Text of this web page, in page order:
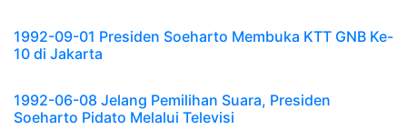
1992-09-01 Presiden Soeharto Membuka KTT GNB Ke-
10 di Jakarta
1992-06-08 Jelang Pemilihan Suara, Presiden
Soeharto Pidato Melalui Televisi